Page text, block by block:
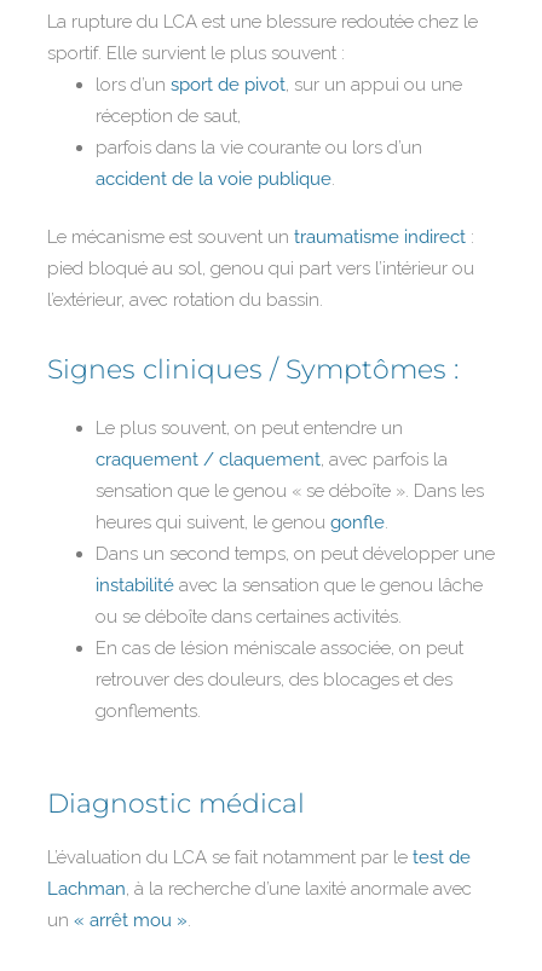
La rupture du LCA est une blessure redoutée chez le
sportif. Elle survient le plus souvent :
lors d’un sport de pivot, sur un appui ou une
réception de saut,
parfois dans la vie courante ou lors d’un
accident de la voie publique.
Le mécanisme est souvent un traumatisme indirect :
pied bloqué au sol, genou qui part vers l’intérieur ou
l’extérieur, avec rotation du bassin.
Signes cliniques / Symptômes :
Le plus souvent, on peut entendre un
craquement / claquement, avec parfois la
sensation que le genou « se déboîte ». Dans les
heures qui suivent, le genou gonfle.
Dans un second temps, on peut développer une
instabilité avec la sensation que le genou lâche
ou se déboîte dans certaines activités.
En cas de lésion méniscale associée, on peut
retrouver des douleurs, des blocages et des
gonflements.
Diagnostic médical
L’évaluation du LCA se fait notamment par le test de
Lachman, à la recherche d’une laxité anormale avec
un « arrêt mou ».